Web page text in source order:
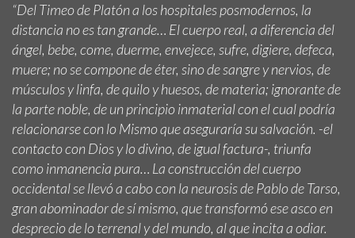
“Del Timeo de Platón a los hospitales posmodernos, la
distancia no es tan grande… El cuerpo real, a diferencia del
ángel, bebe, come, duerme, envejece, sufre, digiere, defeca,
muere; no se compone de éter, sino de sangre y nervios, de
músculos y linfa, de quilo y huesos, de materia; ignorante de
la parte noble, de un principio inmaterial con el cual podría
relacionarse con lo Mismo que aseguraría su salvación. -el
contacto con Dios y lo divino, de igual factura-, triunfa
como inmanencia pura… La construcción del cuerpo
occidental se llevó a cabo con la neurosis de Pablo de Tarso,
gran abominador de sí mismo, que transformó ese asco en
desprecio de lo terrenal y del mundo, al que incita a odiar.